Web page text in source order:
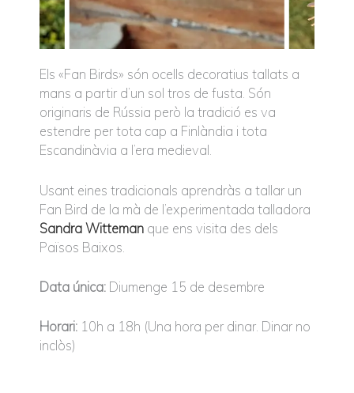
Els «Fan Birds» són ocells decoratius tallats a
mans a partir d’un sol tros de fusta. Són
originaris de Rússia però la tradició es va
estendre per tota cap a Finlàndia i tota
Escandinàvia a l’era medieval.
Usant eines tradicionals aprendràs a tallar un
Fan Bird de la mà de l’experimentada talladora
Sandra Witteman que ens visita des dels
Països Baixos.
Data única: Diumenge 15 de desembre
Horari: 10h a 18h (Una hora per dinar. Dinar no
inclòs)